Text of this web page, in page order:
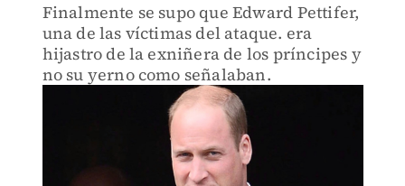
Finalmente se supo que Edward Pettifer,
una de las víctimas del ataque. era
hijastro de la exniñera de los príncipes y
no su yerno como señalaban.